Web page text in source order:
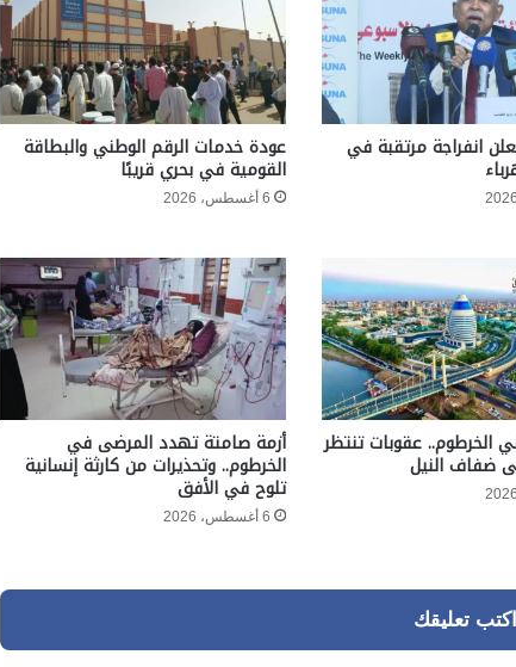
انفراجة مرتقبة في عودة خدمات الرقم الوطني والبطاقة
القومية في بحري قريبًا
6 أغسطس، 2026
الخرطوم.. عقوبات تنتظر
ضفاف النيل
أزمة صامتة تهدد المرضى في
الخرطوم.. وتحذيرات من كارثة إنسانية
تلوح في الأفق
6 أغسطس، 2026
اكتب تعليقك